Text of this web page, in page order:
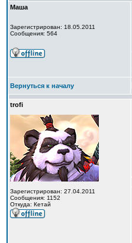
Маша
Зарегистрирован: 18.05.2011
Сообщения: 564
Вернуться к началу
trofi
Зарегистрирован: 27.04.2011
Сообщения: 1152
Откуда: Кетай